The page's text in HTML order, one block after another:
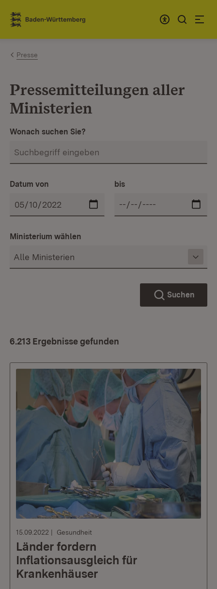
Zum Inhalt springen
Link zur Startseite
Presse
Pressemitteilungen aller
Ministerien
Wonach suchen Sie?
Datum von bis
Ministerium wählen
Suchen
6.213 Ergebnisse gefunden
15.09.2022 Gesundheit
Länder fordern
Inflationsausgleich für
Krankenhäuser